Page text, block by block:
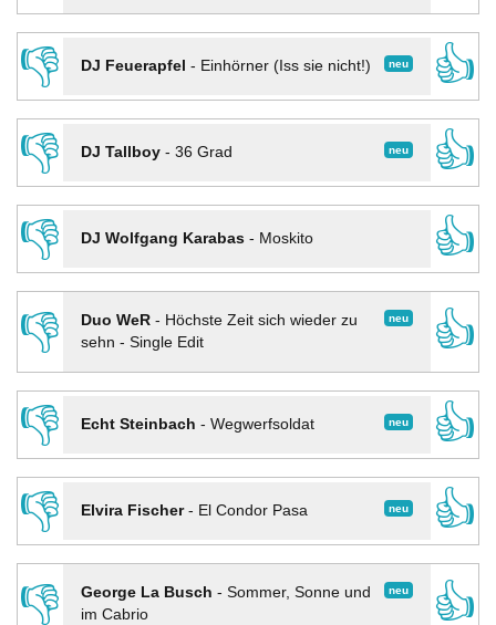
👎
neu
DJ Feuerapfel - Einhörner (Iss sie nicht!)
👍
👎
neu
DJ Tallboy- 36 Grad
👍
👎
DJ Wolfgang Karabas- Moskito
👍
👎
neu
Duo WeR- Höchste Zeit sich wieder zu
sehn - Single Edit
👍
👎
neu
Echt Steinbach - Wegwerfsoldat
👍
👎
neu
Elvira Fischer- El Condor Pasa
👍
👎
neu
George La Busch - Sommer, Sonne und
im Cabrio
👍